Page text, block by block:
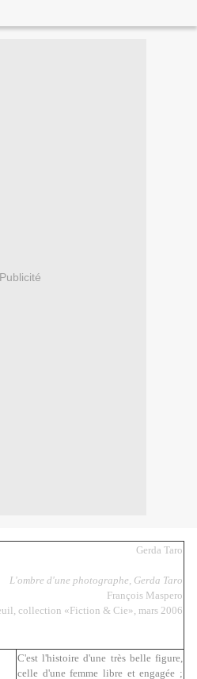
Publicité
Gerda Taro
L'ombre d'une photographe, Gerda Taro
François Maspero
collection «Fiction & Cie», mars 2006
C'est l'histoire d'une très belle figure,
celle d'une femme libre et engagée ;